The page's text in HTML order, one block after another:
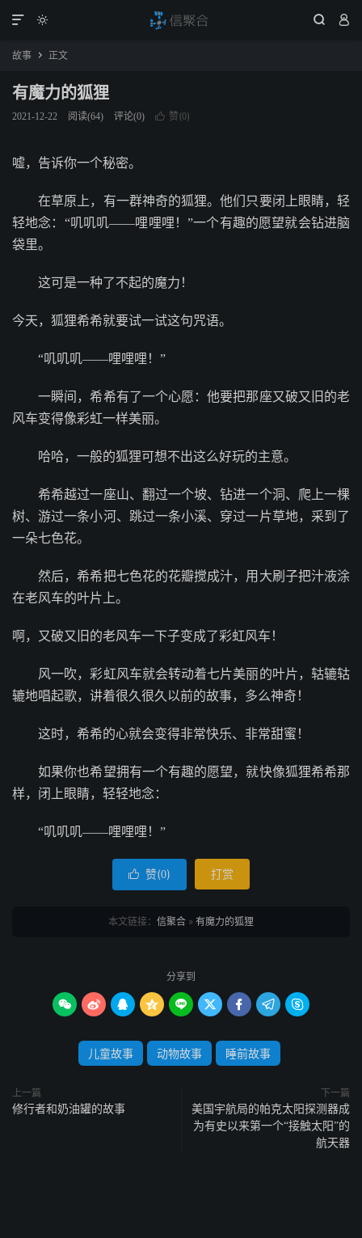
  

故事  正文
有魔力的狐狸
2021-12-22 阅读(64) 评论(0)  赞(0)
嘘，告诉你一个秘密。
在草原上，有一群神奇的狐狸。他们只要闭上眼睛，轻
轻地念：“叽叽叽——哩哩哩！”一个有趣的愿望就会钻进脑
袋里。
这可是一种了不起的魔力！
今天，狐狸希希就要试一试这句咒语。
“叽叽叽——哩哩哩！”
一瞬间，希希有了一个心愿：他要把那座又破又旧的老
风车变得像彩虹一样美丽。
哈哈，一般的狐狸可想不出这么好玩的主意。
希希越过一座山、翻过一个坡、钻进一个洞、爬上一棵
树、游过一条小河、跳过一条小溪、穿过一片草地，采到了
一朵七色花。
然后，希希把七色花的花瓣搅成汁，用大刷子把汁液涂
在老风车的叶片上。
啊，又破又旧的老风车一下子变成了彩虹风车！
风一吹，彩虹风车就会转动着七片美丽的叶片，轱辘轱
辘地唱起歌，讲着很久很久以前的故事，多么神奇！
这时，希希的心就会变得非常快乐、非常甜蜜！
如果你也希望拥有一个有趣的愿望，就快像狐狸希希那
样，闭上眼睛，轻轻地念：
“叽叽叽——哩哩哩！”
 赞(0) 打赏
本文链接： 信聚合 » 有魔力的狐狸
分享到
        
儿童故事 动物故事 睡前故事
上一篇
修行者和奶油罐的故事
下一篇
美国宇航局的帕克太阳探测器成
为有史以来第一个“接触太阳”的
航天器